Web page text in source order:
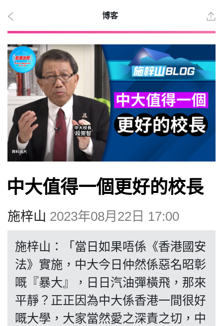
2026
年 8
月
10
日
時事
觀點
博客
投票
視頻
博客
中大值得一個更好的校長
施梓山 2023年08月22日 17:00
施梓山：「當日如果唔係《香港國安
法》實施，中大今日仲然係惡名昭彰
嘅『暴大』，日日汽油彈橫飛，那來
平靜？正正因為中大係香港一間很好
嘅大學，大家當然愛之深責之切，中